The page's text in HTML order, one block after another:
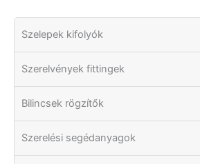
Szelepek kifolyók
Szerelvények fittingek
Bilincsek rögzítők
Szerelési segédanyagok